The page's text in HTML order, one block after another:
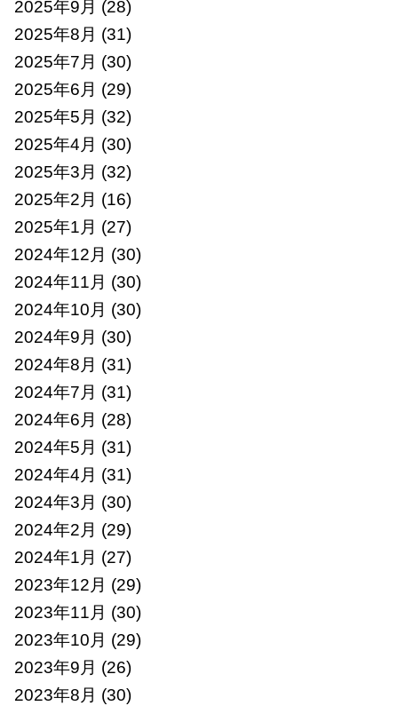
2025年9月 (28)
2025年8月 (31)
2025年7月 (30)
2025年6月 (29)
2025年5月 (32)
2025年4月 (30)
2025年3月 (32)
2025年2月 (16)
2025年1月 (27)
2024年12月 (30)
2024年11月 (30)
2024年10月 (30)
2024年9月 (30)
2024年8月 (31)
2024年7月 (31)
2024年6月 (28)
2024年5月 (31)
2024年4月 (31)
2024年3月 (30)
2024年2月 (29)
2024年1月 (27)
2023年12月 (29)
2023年11月 (30)
2023年10月 (29)
2023年9月 (26)
2023年8月 (30)